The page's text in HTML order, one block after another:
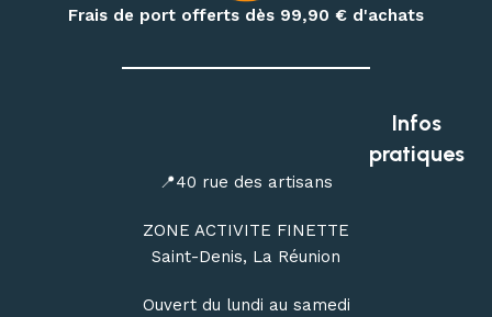
Profitez de conseils personnalisés dans notremagasin
livraison de votre matériel d’escalade, de canyoning, de
Frais de port offerts dès 99,90 € d'achats
Infos
pratiques
📍40 rue des artisans
ZONE ACTIVITE FINETTE
Saint-Denis, La Réunion
Ouvert du lundi au samedi